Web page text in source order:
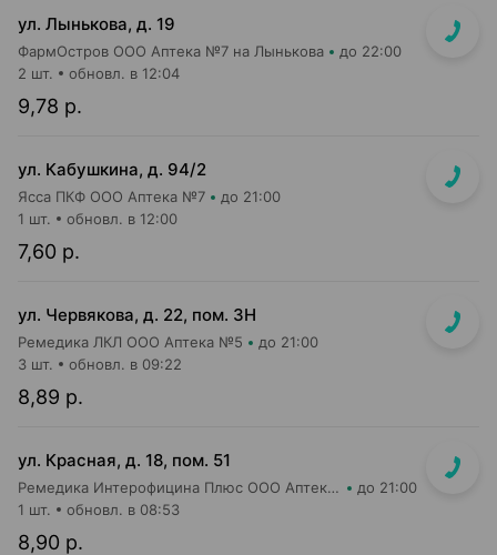
ул. Лынькова, д. 19
ФармОстров ООО Аптека №7 на Лынькова до 22:00
9,78 р.
2 шт. обновл. в 12:04
ул. Кабушкина, д. 94/2
Ясса ПКФ ООО Аптека №7 до 21:00
7,60 р.
1 шт. обновл. в 12:00
ул. Червякова, д. 22, пом. 3Н
Ремедика ЛКЛ ООО Аптека №5 до 21:00
8,89 р.
3 шт. обновл. в 09:22
ул. Красная, д. 18, пом. 51
Ремедика Интерофицина Плюс ООО Аптека №26 до 21:00
8,90 р.
1 шт. обновл. в 08:53